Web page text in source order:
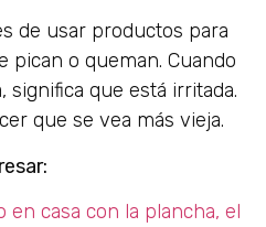
de usar productos para
pican o queman. Cuando
significa que está irritada.
que se vea más vieja.
en casa con la plancha, el